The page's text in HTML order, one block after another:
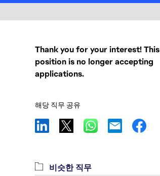
Thank you for your interest! This
position is no longer accepting
applications.
해당 직무 공유
비슷한 직무